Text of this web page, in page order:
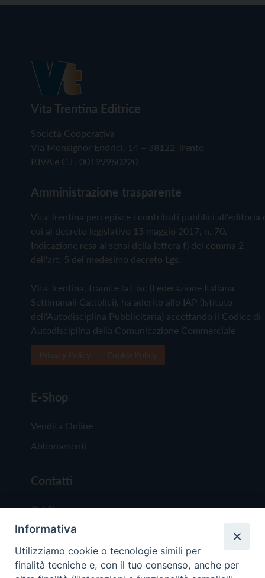
Vita Trentina Editrice
Società Cooperativa
Via Monsignor Endrici, 14 – 38122 Trento
P.IVA e C.F. 00199960220
Amministrazione trasparente
Vita Trentina percepisce i contributi pubblici all'editoria
cui al decreto legislativo 15 maggio 2017, n. 70.
Indicazione resa ai sensi della lettera f) del comma 2
dell'art. 5 del medesimo decreto Lgs.
Vita Trentina, tramite la Fisc (Federazione Italiana
Settimanali Cattolici), ha aderito allo IAP (Istituto
dell'Autodisciplina Pubblicitaria) accettando il Codice di
Autodisciplina della Comunicazione Commerciale
E-Shop
Vendita Online
Abbonamenti
Contatti
Chi Siamo
Redazione
Scrivici
Informativa
Utilizziamo cookie o tecnologie simili per
finalità tecniche e, con il tuo consenso, anche per